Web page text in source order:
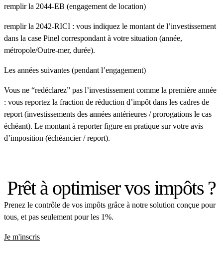
remplir la 2044-EB (engagement de location)
remplir la 2042-RICI : vous indiquez le montant de l’investissement
dans la case Pinel correspondant à votre situation (année,
métropole/Outre-mer, durée).
Les années suivantes (pendant l’engagement)
Vous ne “redéclarez” pas l’investissement comme la première année
: vous reportez la fraction de réduction d’impôt dans les cadres de
report (investissements des années antérieures / prorogations le cas
échéant). Le montant à reporter figure en pratique sur votre avis
d’imposition (échéancier / report).
Prêt à optimiser vos impôts ?
Prenez le contrôle de vos impôts grâce à notre solution conçue pour
tous, et pas seulement pour les 1%.
Je m'inscris